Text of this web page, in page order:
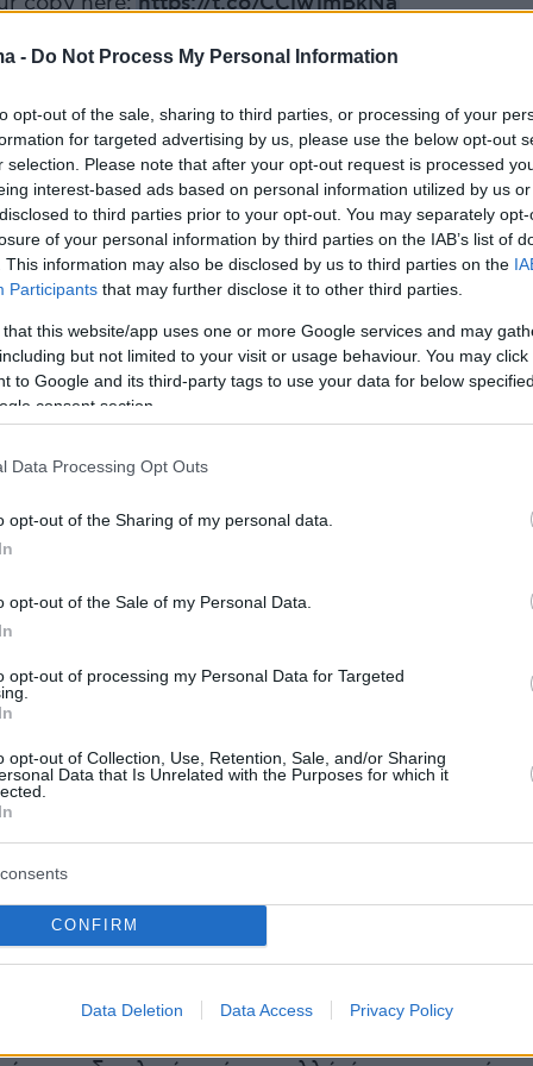
- Do Not Process My Personal Information
opt-out of the sale, sharing to third parties, or processing of your
for targeted advertising by us, please use the below opt-out
selection. Please note that after your opt-out request is processed
interest-based ads based on personal information utilized by us
to third parties prior to your opt-out. You may separately
of your personal information by third parties on the IAB’s list of
This information may also be disclosed by us to third parties on the
Participants that may further disclose it to other third parties.
that this website/app uses one or more Google services and may
but not limited to your visit or usage behaviour. You may
to Google and its third-party tags to use your data for below
consent section.
Data Processing Opt Outs
opt-out of the Sharing of my personal data.
opt-out of the Sale of my Personal Data.
opt-out of processing my Personal Data for Targeted
opt-out of Collection, Use, Retention, Sale, and/or Sharing
Data that Is Unrelated with the Purposes for which it
CONFIRM
Data Deletion Data Access Privacy Policy
ένα πόιντερ, περίπου 14 μηνών», είπε για το
επειδή όπως ισχυρίζεται ήταν
Κρίκετ σε ένα κυνήγι για να μάθει από
κάποια κοτόπουλα σαν «εκπαιδευμένος
η κυβερνήτης της Νότιας Ντακότα.
για όποιον ερχόταν σε επαφή» και
άχρηστο… ως κυνηγετικό σκυλί».
συνειδητοποίησα ότι έπρεπε να τον
επίσης εκπροσώπησε την πολιτεία της στο
οκτώ χρόνια, ενώ κατά την περίοδο του
το αντιεμβολιαστικό κίνημα, εξήγησε ότι
πήρε το όπλο της και οδήγησε τον Κρίκετ σε